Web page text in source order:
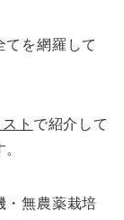
てを網羅して
ト で紹介して
・無農薬栽培